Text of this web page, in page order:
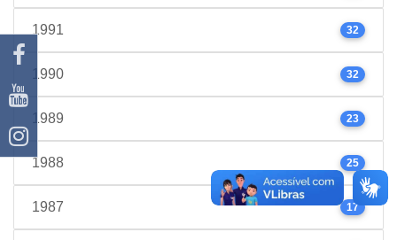
1991 32
1990 32
1989 23
1988 25
1987 17